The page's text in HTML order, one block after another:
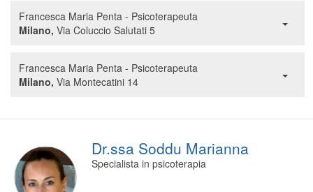
Francesca Maria Penta - Psicoterapeuta
Milano, Via Coluccio Salutati 5
Francesca Maria Penta - Psicoterapeuta
Milano, Via Montecatini 14
Dr.ssa Soddu Marianna
Specialista in psicoterapia